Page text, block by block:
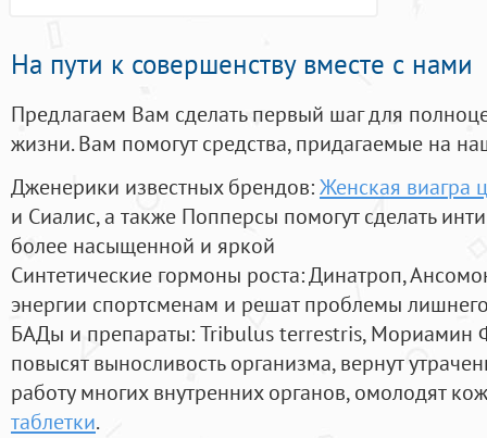
На пути к совершенству вместе с нами
Предлагаем Вам сделать первый шаг для
жизни. Вам помогут средства, придагаемые на
Дженерики известных брендов:Женская виагра
и Сиалис, а также Попперсы помогут сделать
более насыщенной и яркой
Синтетические гормоны роста: Динатроп,
энергии спортсменам и решат проблемы
БАДы и препараты:Tribulus terrestris, Мориамин
повысят выносливость организма, вернут
работу многих внутренних органов, омолодят
таблетки.